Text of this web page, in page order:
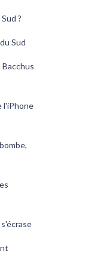
?
Sud
Bacchus
l'iPhone